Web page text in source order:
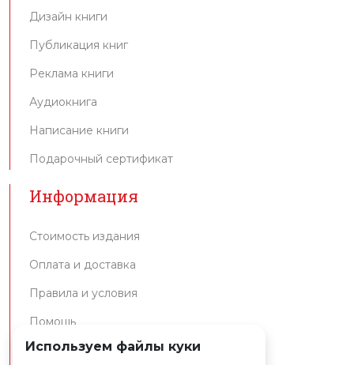
Дизайн книги
Публикация книг
Реклама книги
Аудиокнига
Написание книги
Подарочный сертификат
Информация
Стоимость издания
Оплата и доставка
Правила и условия
Помощь
Интеграция API
Используем файлы куки